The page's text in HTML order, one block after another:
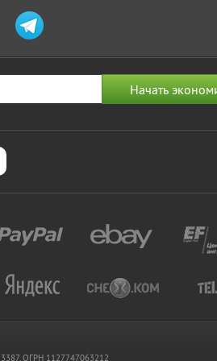
ОГРН 1127747063212